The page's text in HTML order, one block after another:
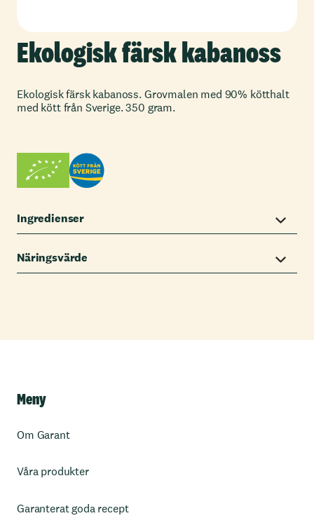
Ekologisk färsk kabanoss
Ekologisk färsk kabanoss. Grovmalen med 90% kötthalt
med kött från Sverige. 350 gram.
Ingredienser
Näringsvärde
Meny
Om Garant
Våra produkter
Garanterat goda recept